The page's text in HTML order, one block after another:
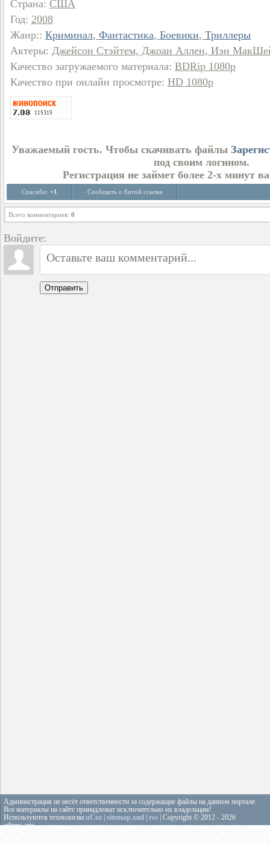
Страна: США
Год: 2008
Жанр:: Криминал, Фантастика, Боевики, Триллеры
Актеры: Джейсон Стэйтем, Джоан Аллен, Иэн
Качество загружаемого материала: BDRip 1080p
Качество при онлайн просмотре: HD 1080p
Уважаемый гость. Чтобы скачивать файлы
под своим логином.
Регистрация не займет более 2-х минут
Спасибо: +1 Сообщить о битой ссылке
Всего комментариев: 0
Войдите:
Отправить
Администрация не несёт ответственности за содержащие файлы на данном портале.
Все материалы на сайте принадлежат исключительно их владельцам!
Используются технологии uCoz sitemap.xml rss | Copyright © 2012 - 2026
«theps.art»